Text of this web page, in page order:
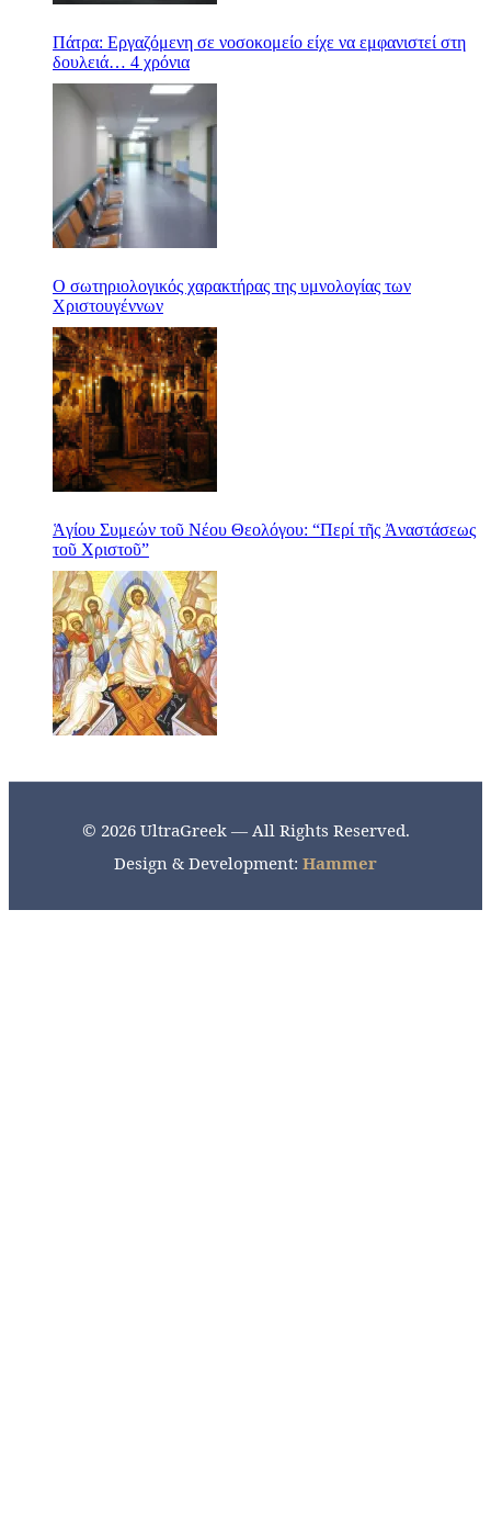
Πάτρα: Εργαζόμενη σε νοσοκομείο είχε να εμφανιστεί στη
δουλειά… 4 χρόνια
Ο σωτηριολογικός χαρακτήρας της υμνολογίας των
Χριστουγέννων
Ἁγίου Συμεών τοῦ Νέου Θεολόγου: “Περί τῆς Ἀναστάσεως
τοῦ Χριστοῦ”
© 2026 UltraGreek — All Rights Reserved.
Design & Development: Hammer